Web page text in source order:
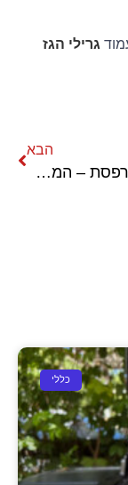
גרילי הגז
הבא
גריל גז למרפסת – המדריך המלא
כללי